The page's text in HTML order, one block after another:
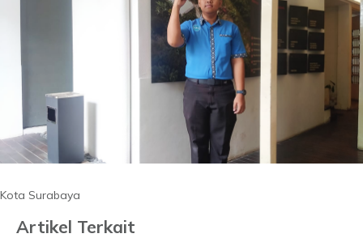
Kota Surabaya
Artikel Terkait